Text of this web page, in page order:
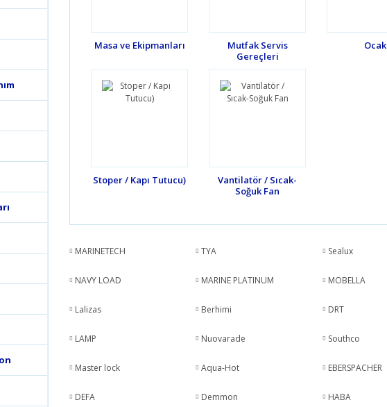
Masa ve Ekipmanları
Mutfak Servis
Gereçleri
Ocak
Stoper / Kapı Tutucu)
Vantilatör / Sıcak-
Soğuk Fan
MARINETECH TYA Sealux
NAVY LOAD MARINE PLATINUM MOBELLA
Lalizas Berhimi DRT
LAMP Nuovarade Southco
Master lock Aqua-Hot EBERSPACHER
DEFA Demmon HABA